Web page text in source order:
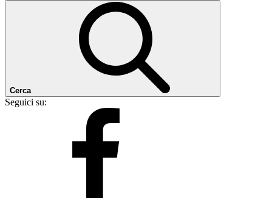
Cerca
Seguici su: